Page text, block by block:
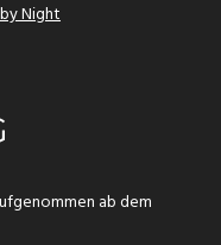
Night
ab dem